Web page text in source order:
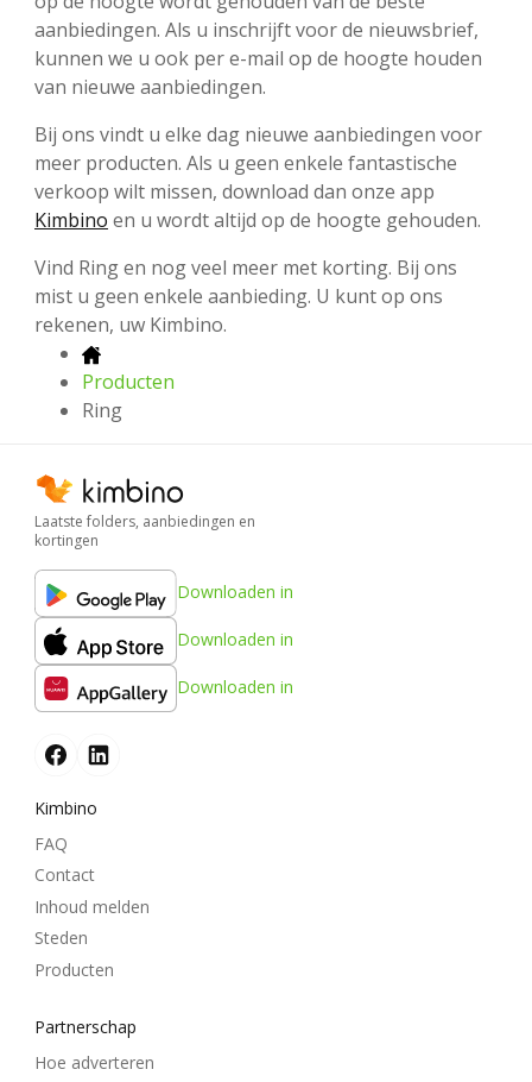
aanbiedingen. Als u inschrijft voor de nieuwsbrief,
kunnen we u ook per e-mail op de hoogte houden
van nieuwe aanbiedingen.
Bij ons vindt u elke dag nieuwe aanbiedingen voor
meer producten. Als u geen enkele fantastische
verkoop wilt missen, download dan onze app
Kimbino en u wordt altijd op de hoogte gehouden.
Vind Ring en nog veel meer met korting. Bij ons
mist u geen enkele aanbieding. U kunt op ons
rekenen, uw Kimbino.
Producten
Ring
Laatste folders, aanbiedingen en
kortingen
Downloaden in
Downloaden in
Downloaden in
Kimbino
FAQ
Contact
Inhoud melden
Steden
Producten
Partnerschap
Hoe adverteren